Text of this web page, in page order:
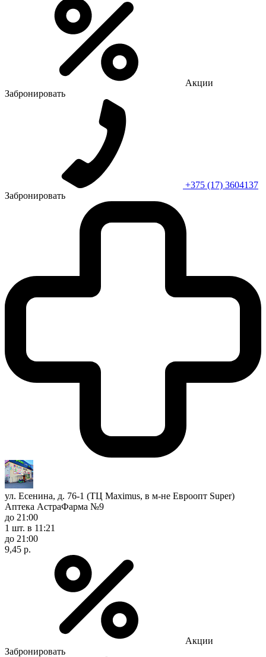
Акции
Забронировать
+375 (17) 3604137
Забронировать
ул. Есенина, д. 76-1 (ТЦ Maximus, в м-не Евроопт Super)
Аптека АстраФарма №9
до 21:00
1 шт. в 11:21
до 21:00
9,45 р.
Акции
Забронировать